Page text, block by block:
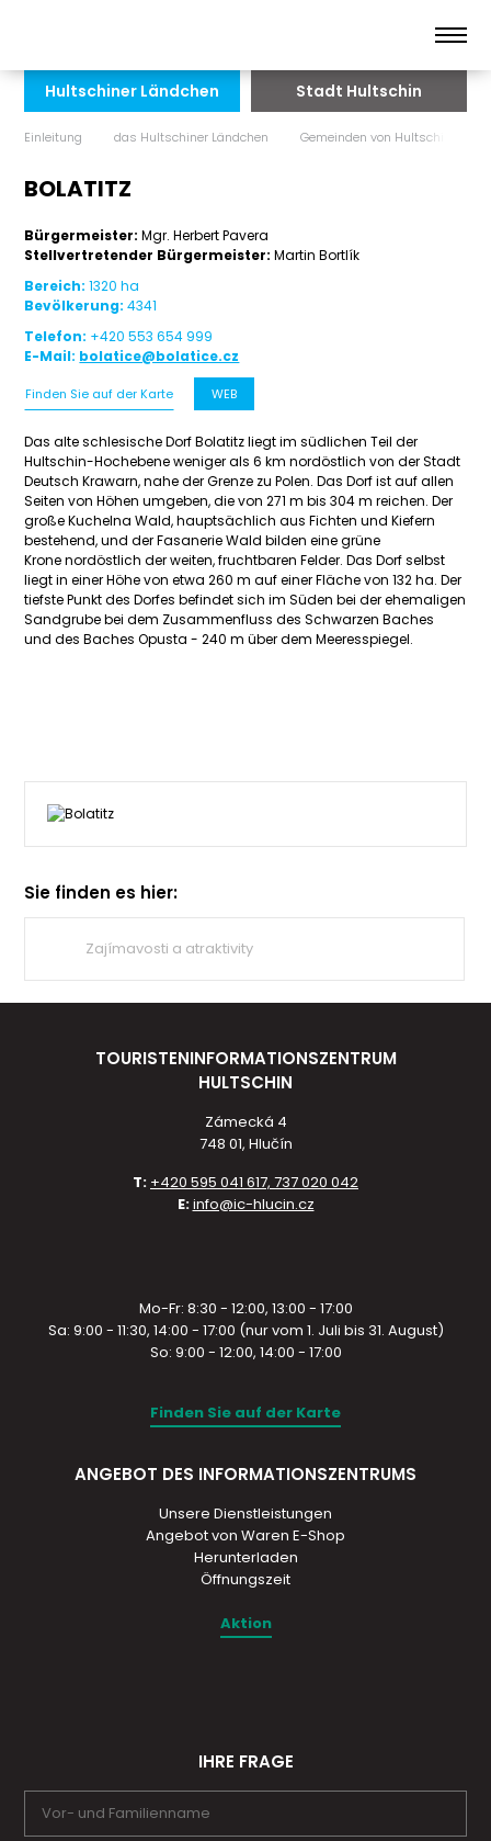
Hultschiner Ländchen Stadt Hultschin
Einleitung das Hultschiner Ländchen Gemeinden von Hultschin
BOLATITZ
Bürgermeister:Mgr. Herbert Pavera
Stellvertretender Bürgermeister:Martin Bortlík
Bereich:1320 ha
Bevölkerung:4341
Telefon: +420 553 654 999
E-Mail: bolatice@bolatice.cz
Finden Sie auf der Karte WEB
Das alte schlesische Dorf Bolatitz liegt im südlichen Teil der
Hultschin-Hochebene weniger als 6 km nordöstlich von der Stadt
Deutsch Krawarn, nahe der Grenze zu Polen. Das Dorf ist auf allen
Seiten von Höhen umgeben, die von 271 m bis 304 m reichen. Der
große Kuchelna Wald, hauptsächlich aus Fichten und Kiefern
bestehend, und der Fasanerie Wald bilden eine grüne
Krone nordöstlich der weiten, fruchtbaren Felder. Das Dorf selbst
liegt in einer Höhe von etwa 260 m auf einer Fläche von 132 ha. Der
tiefste Punkt des Dorfes befindet sich im Süden bei der ehemaligen
Sandgrube bei dem Zusammenfluss des Schwarzen Baches
und des Baches Opusta - 240 m über dem Meeresspiegel.
Sie finden es hier:
Zajímavosti a atraktivity
TOURISTENINFORMATIONSZENTRUM
HULTSCHIN
Zámecká 4
748 01, Hlučín
T: +420 595 041 617, 737 020 042
E:info@ic-hlucin.cz
Mo-Fr: 8:30 - 12:00, 13:00 - 17:00
Sa: 9:00 - 11:30, 14:00 - 17:00 (nur vom 1. Juli bis 31. August)
So: 9:00 - 12:00, 14:00 - 17:00
Finden Sie auf der Karte
ANGEBOT DES INFORMATIONSZENTRUMS
Unsere Dienstleistungen
Angebot von Waren E-Shop
Herunterladen
Öffnungszeit
Aktion
IHRE FRAGE